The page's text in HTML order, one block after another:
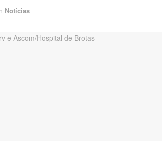
Notícias